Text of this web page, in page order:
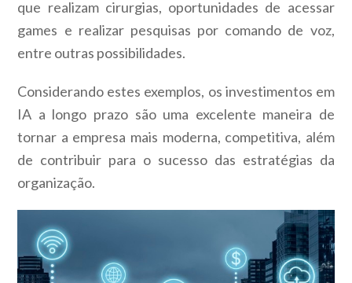
que realizam cirurgias, oportunidades de acessar
games e realizar pesquisas por comando de voz,
entre outras possibilidades.
Considerando estes exemplos, os investimentos em
IA a longo prazo são uma excelente maneira de
tornar a empresa mais moderna, competitiva, além
de contribuir para o sucesso das estratégias da
organização.